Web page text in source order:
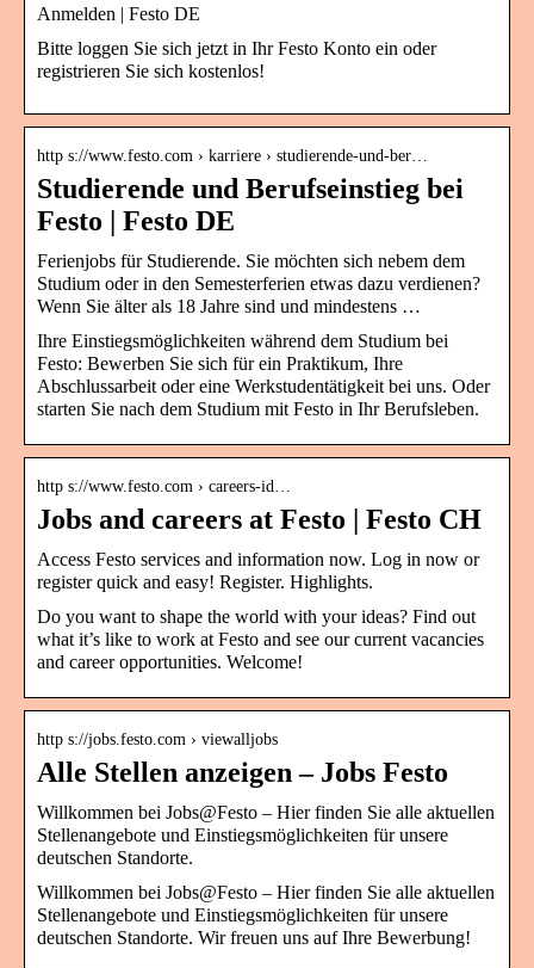
Anmelden | Festo DE
Bitte loggen Sie sich jetzt in Ihr Festo Konto ein oder
registrieren Sie sich kostenlos!
http s://www.festo.com › karriere › studierende-und-ber…
Studierende und Berufseinstieg bei
Festo | Festo DE
Ferienjobs für Studierende. Sie möchten sich nebem dem
Studium oder in den Semesterferien etwas dazu verdienen?
Wenn Sie älter als 18 Jahre sind und mindestens …
Ihre Einstiegsmöglichkeiten während dem Studium bei
Festo: Bewerben Sie sich für ein Praktikum, Ihre
Abschlussarbeit oder eine Werkstudentätigkeit bei uns. Oder
starten Sie nach dem Studium mit Festo in Ihr Berufsleben.
http s://www.festo.com › careers-id…
Jobs and careers at Festo | Festo CH
Access Festo services and information now. Log in now or
register quick and easy! Register. Highlights.
Do you want to shape the world with your ideas? Find out
what it’s like to work at Festo and see our current vacancies
and career opportunities. Welcome!
http s://jobs.festo.com › viewalljobs
Alle Stellen anzeigen – Jobs Festo
Willkommen bei Jobs@Festo – Hier finden Sie alle aktuellen
Stellenangebote und Einstiegsmöglichkeiten für unsere
deutschen Standorte.
Willkommen bei Jobs@Festo – Hier finden Sie alle aktuellen
Stellenangebote und Einstiegsmöglichkeiten für unsere
deutschen Standorte. Wir freuen uns auf Ihre Bewerbung!